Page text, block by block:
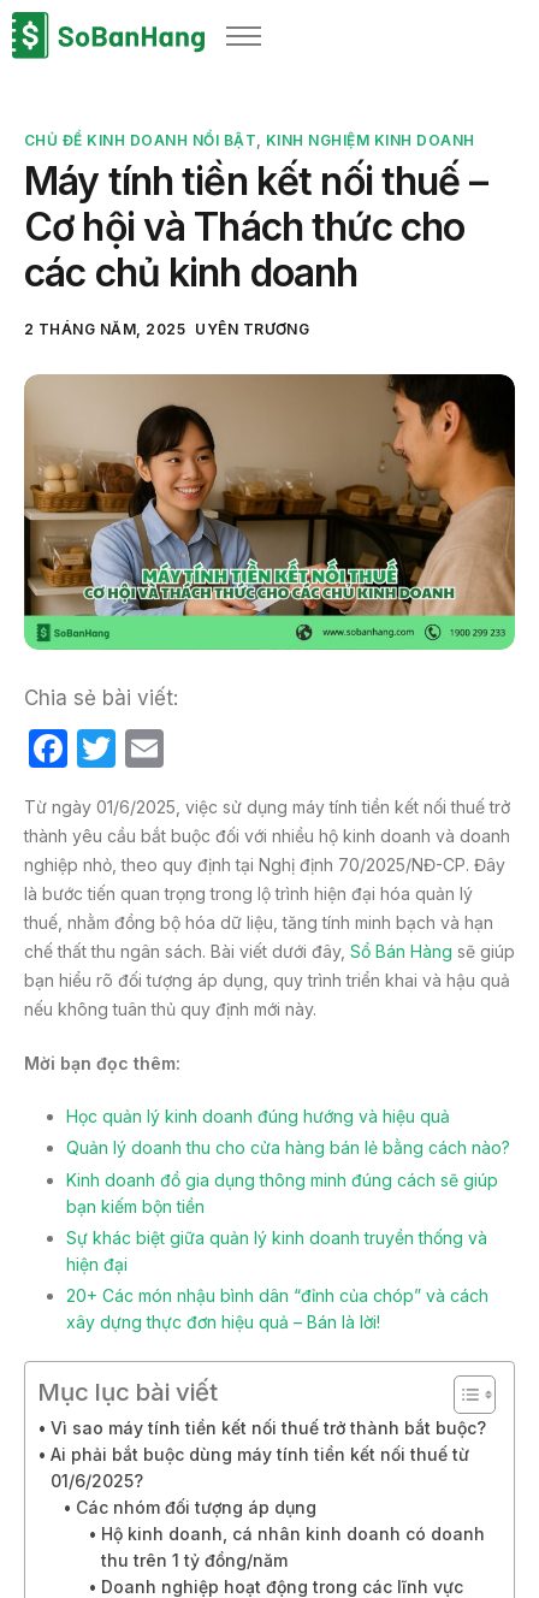
Sản phẩm
Bảng giá
Blog
Thông tin thuế
Về chúng tôi
CHỦ ĐỀ KINH DOANH NỔI BẬT, KINH NGHIỆM KINH DOANH
Máy tính tiền kết nối thuế –
Cơ hội và Thách thức cho
các chủ kinh doanh
2 THÁNG NĂM, 2025 UYÊN TRƯƠNG
Chia sẻ bài viết:
F
c
e
b
o
o
k
T
itt
er
ail
Từ ngày 01/6/2025, việc sử dụng máy tính tiền kết nối thuế trở
thành yêu cầu bắt buộc đối với nhiều hộ kinh doanh và doanh
nghiệp nhỏ, theo quy định tại Nghị định 70/2025/NĐ-CP. Đây
là bước tiến quan trọng trong lộ trình hiện đại hóa quản lý
thuế, nhằm đồng bộ hóa dữ liệu, tăng tính minh bạch và hạn
chế thất thu ngân sách. Bài viết dưới đây, Sổ Bán Hàng sẽ giúp
bạn hiểu rõ đối tượng áp dụng, quy trình triển khai và hậu quả
nếu không tuân thủ quy định mới này.
Mời bạn đọc thêm:
Học quản lý kinh doanh đúng hướng và hiệu quả
Quản lý doanh thu cho cửa hàng bán lẻ bằng cách nào?
Kinh doanh đồ gia dụng thông minh đúng cách sẽ giúp
bạn kiếm bộn tiền
Sự khác biệt giữa quản lý kinh doanh truyền thống và
hiện đại
20+ Các món nhậu bình dân “đỉnh của chóp” và cách
xây dựng thực đơn hiệu quả – Bán là lời!
Mục lục bài viết
Vì sao máy tính tiền kết nối thuế trở thành bắt buộc?
Ai phải bắt buộc dùng máy tính tiền kết nối thuế từ
01/6/2025?
Các nhóm đối tượng áp dụng
Hộ kinh doanh, cá nhân kinh doanh có doanh
thu trên 1 tỷ đồng/năm
Doanh nghiệp hoạt động trong các lĩnh vực